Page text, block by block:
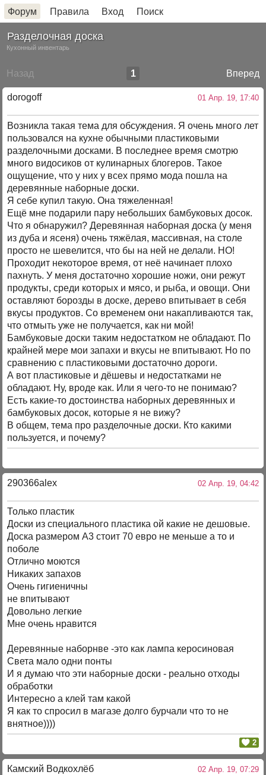
Форум Правила Вход Поиск
Разделочная доска
Кухонный инвентарь
Назад Вперед
1
dorogoff 01 Апр. 19, 17:40
Возникла такая тема для обсуждения. Я очень много лет
пользовался на кухне обычными пластиковыми
разделочными досками. В последнее время смотрю
много видосиков от кулинарных блогеров. Такое
ощущение, что у них у всех прямо мода пошла на
деревянные наборные доски.
Я себе купил такую. Она тяжеленная!
Ещё мне подарили пару небольших бамбуковых досок.
Что я обнаружил? Деревянная наборная доска (у меня
из дуба и ясеня) очень тяжёлая, массивная, на столе
просто не шевелится, что бы на ней не делали. НО!
Проходит некоторое время, от неё начинает плохо
пахнуть. У меня достаточно хорошие ножи, они режут
продукты, среди которых и мясо, и рыба, и овощи. Они
оставляют борозды в доске, дерево впитывает в себя
вкусы продуктов. Со временем они накапливаются так,
что отмыть уже не получается, как ни мой!
Бамбуковые доски таким недостатком не обладают. По
крайней мере мои запахи и вкусы не впитывают. Но по
сравнению с пластиковыми достаточно дороги.
А вот пластиковые и дёшевы и недостатками не
обладают. Ну, вроде как. Или я чего-то не понимаю?
Есть какие-то достоинства наборных деревянных и
бамбуковых досок, которые я не вижу?
В общем, тема про разделочные доски. Кто какими
пользуется, и почему?
290366alex 02 Апр. 19, 04:42
Только пластик
Доски из специального пластика ой какие не дешовые.
Доска размером А3 стоит 70 евро не меньше а то и
поболе
Отлично моются
Никаких запахов
Очень гигиеничны
не впитывают
Довольно легкие
Мне очень нравится
Деревянные наборнве -это как лампа керосиновая
Света мало одни понты
И я думаю что эти наборные доски - реально отходы
обработки
Интересно а клей там какой
Я как то спросил в магазе долго бурчали что то не
внятное))))
2
Камский Водкохлёб 02 Апр. 19, 07:29